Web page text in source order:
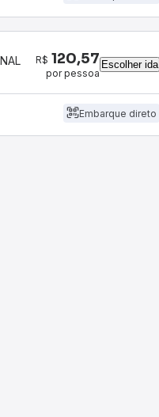
R$ 120,57
por pessoa
Escolher ida
Embarque direto